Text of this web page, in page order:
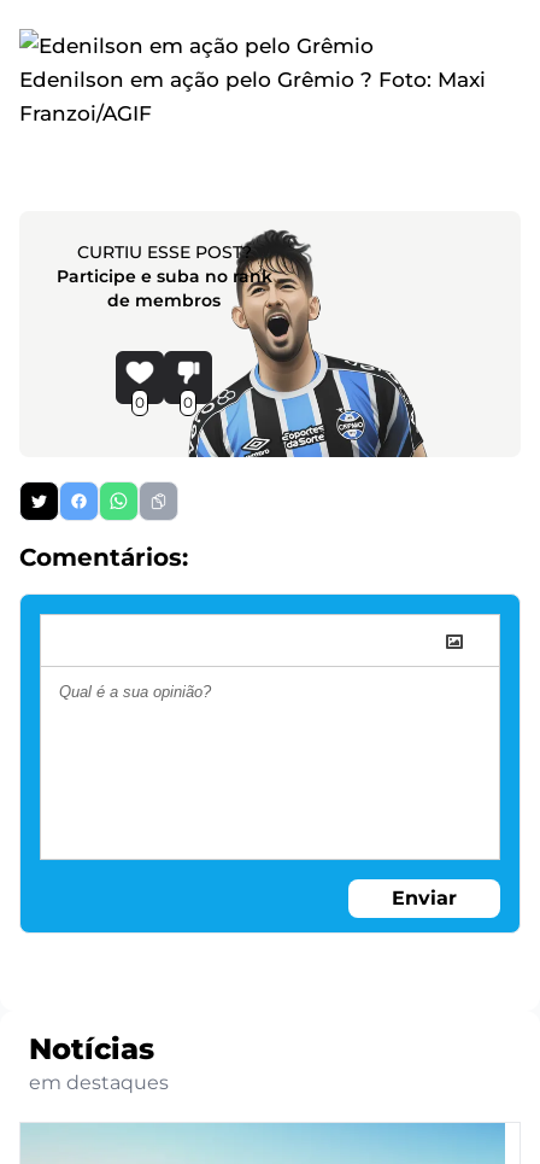
Edenilson em ação pelo Grêmio ? Foto: Maxi
Franzoi/AGIF
CURTIU ESSE POST?
Participe e suba no rank
de membros
0 0
Comentários:
Enviar
Notícias
em destaques